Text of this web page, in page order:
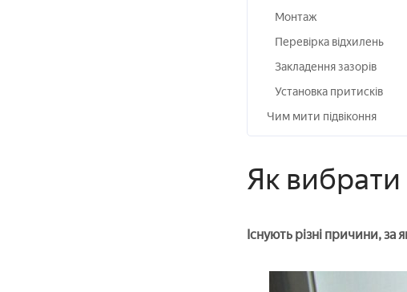
Монтаж
Перевірка відхилень
Закладення зазорів
Установка притисків
Чим мити підвіконня
Як вибрати
Існують різні причини,